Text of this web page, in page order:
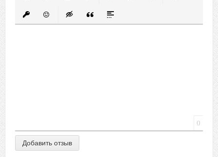
Маркированный
Вставить
Вставить защищенную ссылку
Вставить смайлик
Вставка скрытого текста
Вставка цитаты
Вставка спойлера
0